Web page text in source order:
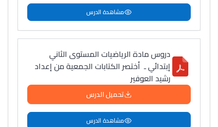
مشاهدة الدرس
دروس مادة الرياضيات المستوى الثاني
إبتدائي ـ أختصر الكتابات الجمعية من إعداد
رشيد العوفير
تحميل الدرس
مشاهدة الدرس